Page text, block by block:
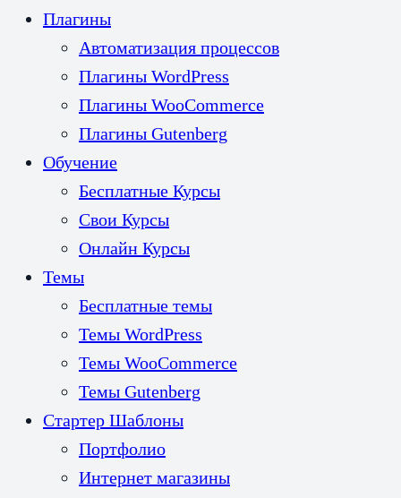
Плагины
Автоматизация процессов
Плагины WordPress
Плагины WooCommerce
Плагины Gutenberg
Обучение
Бесплатные Курсы
Свои Курсы
Онлайн Курсы
Темы
Бесплатные темы
Темы WordPress
Темы WooCommerce
Темы Gutenberg
Стартер Шаблоны
Портфолио
Интернет магазины